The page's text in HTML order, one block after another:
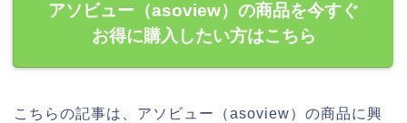
アソビュー（asoview）の商品を今すぐ
お得に購入したい方はこちら
こちらの記事は、アソビュー（asoview）の商品に興